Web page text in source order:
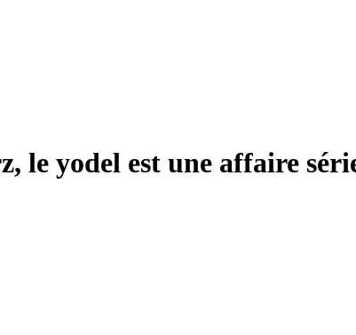
le yodel est une affaire